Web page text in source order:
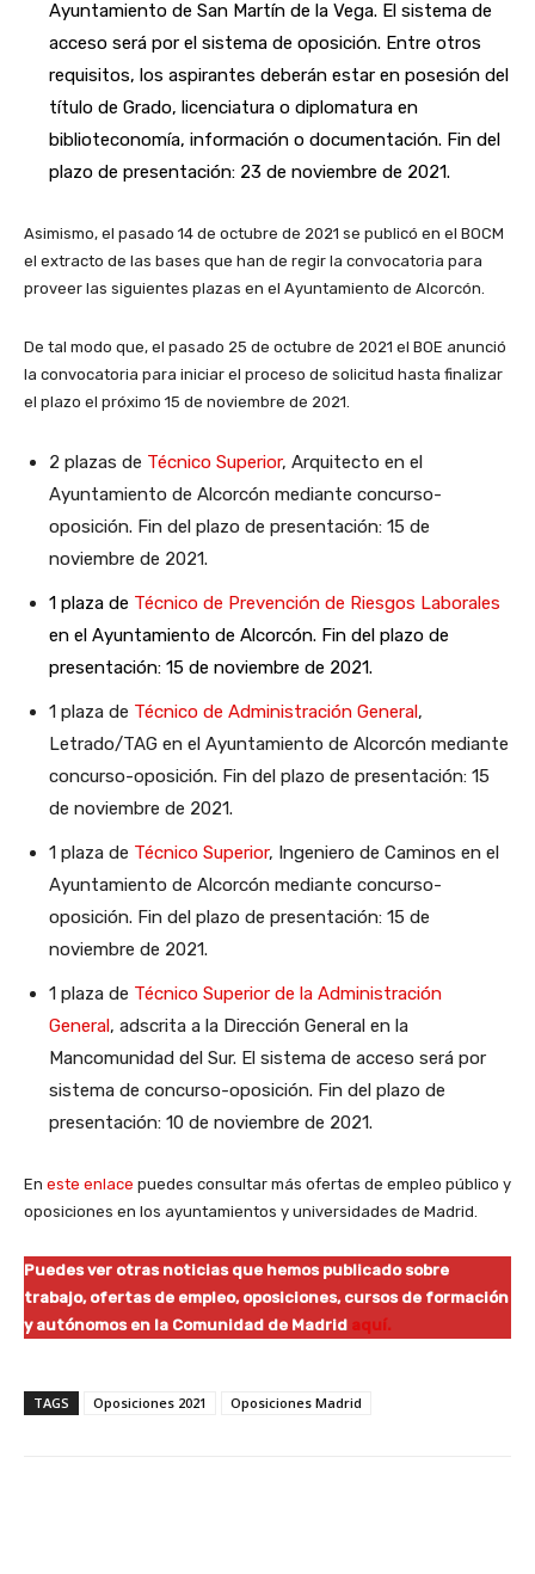
Ayuntamiento de San Martín de la Vega. El sistema de
acceso será por el sistema de oposición. Entre otros
requisitos, los aspirantes deberán estar en posesión del
título de Grado, licenciatura o diplomatura en
biblioteconomía, información o documentación. Fin del
plazo de presentación: 23 de noviembre de 2021.
Asimismo, el pasado 14 de octubre de 2021 se publicó en el BOCM
el extracto de las bases que han de regir la convocatoria para
proveer las siguientes plazas en el Ayuntamiento de Alcorcón.
De tal modo que, el pasado 25 de octubre de 2021 el BOE anunció
la convocatoria para iniciar el proceso de solicitud hasta finalizar
el plazo el próximo 15 de noviembre de 2021.
2 plazas de Técnico Superior, Arquitecto en el
Ayuntamiento de Alcorcón mediante concurso-
oposición. Fin del plazo de presentación: 15 de
noviembre de 2021.
1 plaza de Técnico de Prevención de Riesgos Laborales
en el Ayuntamiento de Alcorcón. Fin del plazo de
presentación: 15 de noviembre de 2021.
1 plaza de Técnico de Administración General,
Letrado/TAG en el Ayuntamiento de Alcorcón mediante
concurso-oposición. Fin del plazo de presentación: 15
de noviembre de 2021.
1 plaza de Técnico Superior, Ingeniero de Caminos en el
Ayuntamiento de Alcorcón mediante concurso-
oposición. Fin del plazo de presentación: 15 de
noviembre de 2021.
1 plaza de Técnico Superior de la Administración
General, adscrita a la Dirección General en la
Mancomunidad del Sur. El sistema de acceso será por
sistema de concurso-oposición. Fin del plazo de
presentación: 10 de noviembre de 2021.
En este enlace puedes consultar más ofertas de empleo público y
oposiciones en los ayuntamientos y universidades de Madrid.
Puedes ver otras noticias que hemos publicado sobre
trabajo, ofertas de empleo, oposiciones, cursos de formación
y autónomos en la Comunidad de Madrid aquí.
TAGS Oposiciones 2021 Oposiciones Madrid